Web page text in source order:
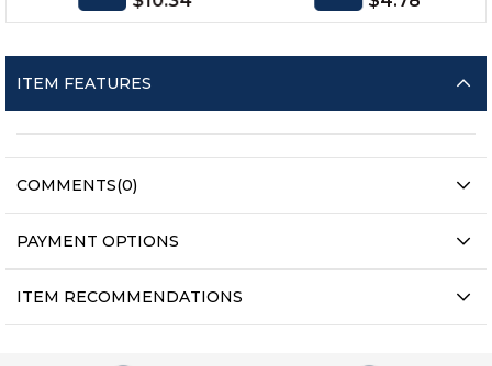
ITEM FEATURES
COMMENTS(0)
PAYMENT OPTIONS
ITEM RECOMMENDATIONS